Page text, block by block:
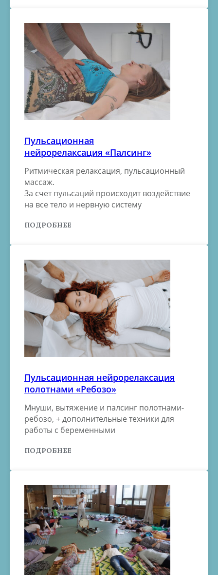
Пульсационная
нейрорелаксация «Палсинг»
Ритмическая релаксация, пульсационный
массаж.
За счет пульсаций происходит воздействие
на все тело и нервную систему
ПОДРОБНЕЕ
Пульсационная нейрорелаксация
полотнами «Ребозо»
Мнуши, вытяжение и палсинг полотнами-
ребозо, + дополнительные техники для
работы с беременными
ПОДРОБНЕЕ